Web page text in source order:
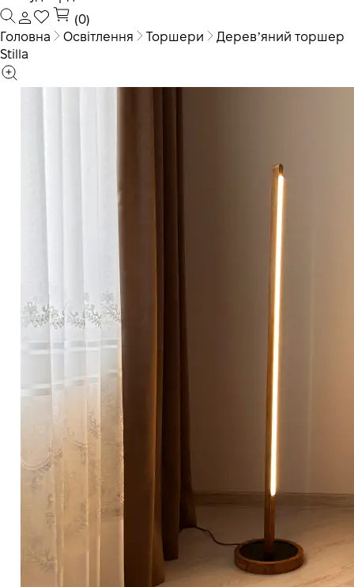
(0)
Головна
Освітлення Торшери
Деревʼяний торшер
Stilla